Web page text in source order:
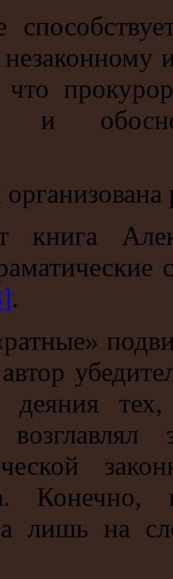
что
и
книга
.
деяния тех,
лишь на